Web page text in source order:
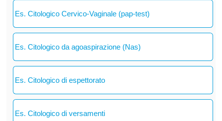
Es. Citologico Cervico-Vaginale (pap-test)
Es. Citologico da agoaspirazione (Nas)
Es. Citologico di espettorato
Es. Citologico di versamenti